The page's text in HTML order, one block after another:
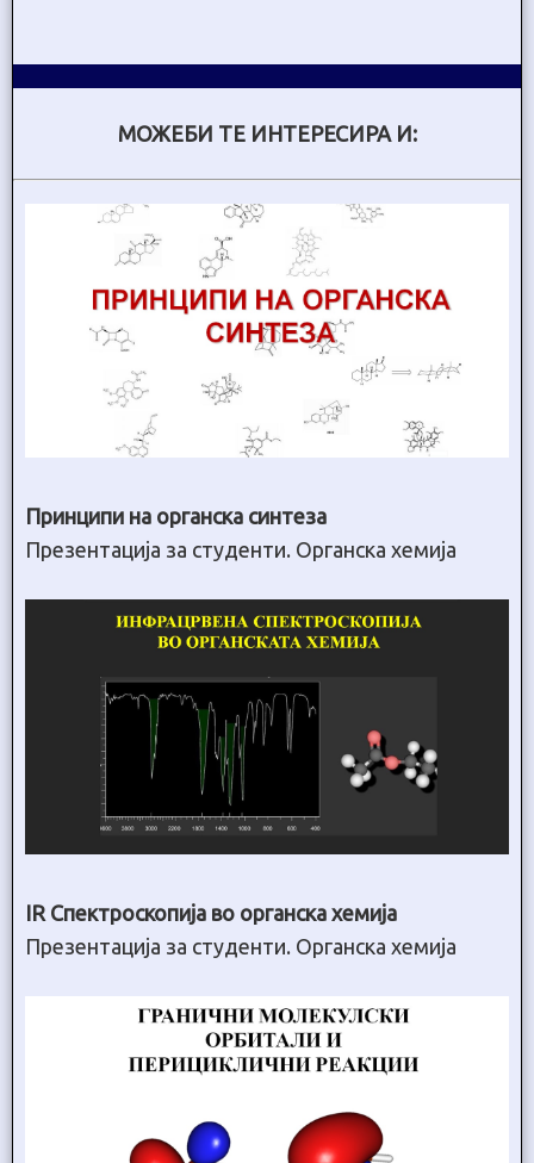
МОЖЕБИ ТЕ ИНТЕРЕСИРА И:
Принципи на органска синтеза
Презентација за студенти. Органска хемија
IR Спектроскопија во органска хемија
Презентација за студенти. Органска хемија